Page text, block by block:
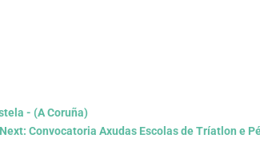
- (A Coruña)
Next: Convocatoria Axudas Escolas de Tríatlon e